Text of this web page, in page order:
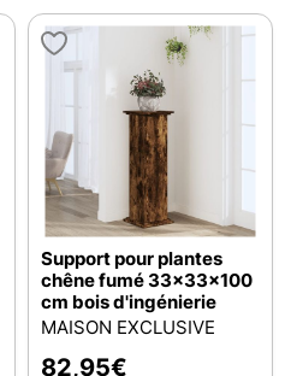
Support pour plantes
chêne fumé 33x33x100
cm bois d'ingénierie
MAISON EXCLUSIVE
82,95€